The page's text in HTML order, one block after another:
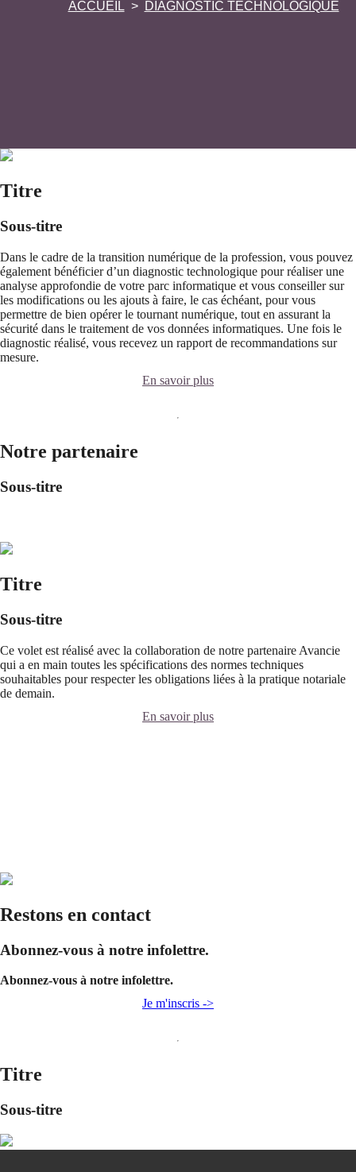
ACCUEIL DIAGNOSTIC TECHNOLOGIQUE
Titre
Sous-titre
Dans le cadre de la transition numérique de la profession, vous pouvez
également bénéficier d’un diagnostic technologique pour réaliser une
analyse approfondie de votre parc informatique et vous conseiller sur
les modifications ou les ajouts à faire, le cas échéant, pour vous
permettre de bien opérer le tournant numérique, tout en assurant la
sécurité dans le traitement de vos données informatiques. Une fois le
diagnostic réalisé, vous recevez un rapport de recommandations sur
mesure.
En savoir plus
Notre partenaire
Sous-titre
Titre
Sous-titre
Ce volet est réalisé avec la collaboration de notre partenaire Avancie
qui a en main toutes les spécifications des normes techniques
souhaitables pour respecter les obligations liées à la pratique notariale
de demain.
En savoir plus
Restons en contact
Abonnez-vous à notre infolettre.
Abonnez-vous à notre infolettre.
Je m'inscris ->
Titre
Sous-titre